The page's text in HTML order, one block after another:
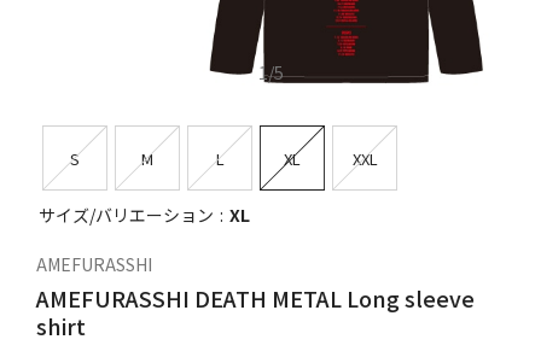
1/5
S M L XL XXL
サイズ/バリエーション XL
AMEFURASSHI
AMEFURASSHI DEATH METAL Long sleeve
shirt